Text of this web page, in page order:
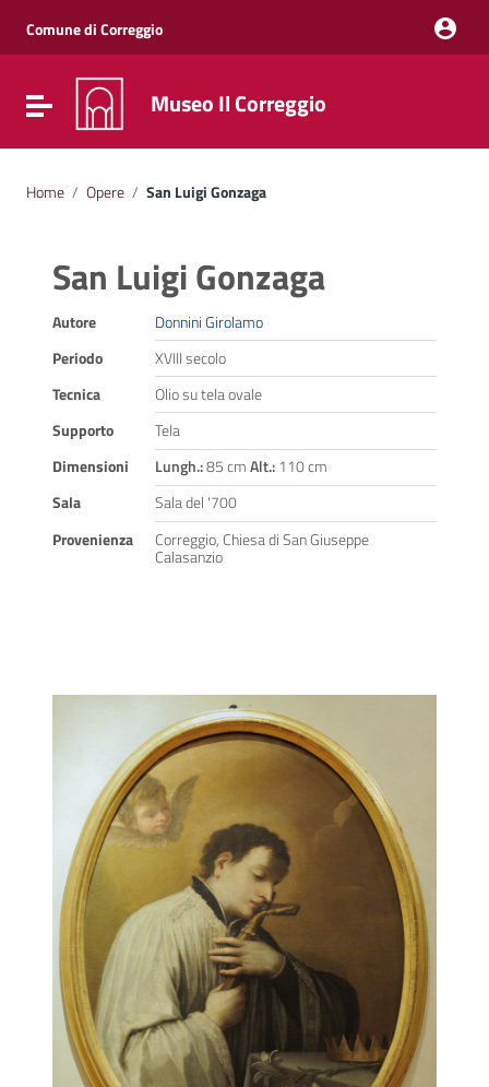
Vai al menu di navigazione
Vai al footer
Comune di Correggio
Attiva / disattiva la navigazione
Museo Il Correggio
Home / Opere / San Luigi Gonzaga
San Luigi Gonzaga
Autore
Donnini Girolamo
Periodo
XVIII secolo
Tecnica
Olio su tela ovale
Supporto
Tela
Dimensioni
Lungh.:85 cmAlt.: 110 cm
Sala
Sala del '700
Provenienza
Correggio, Chiesa di San Giuseppe
Calasanzio